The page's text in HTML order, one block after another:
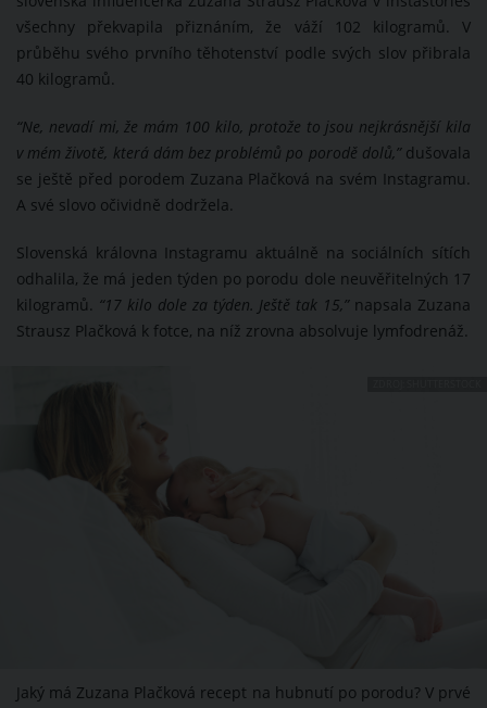
všechny překvapila přiznáním, že váží 102 kilogramů. V
průběhu svého prvního těhotenství podle svých slov přibrala
40 kilogramů.
“Ne, nevadí mi, že mám 100 kilo, protože to jsou nejkrásnější kila
v mém životě, která dám bez problémů po porodě dolů,”dušovala
se ještě před porodem Zuzana Plačková na svém Instagramu.
A své slovo očividně dodržela.
Slovenská královna Instagramu aktuálně na sociálních sítích
odhalila, že má jeden týden po porodu dole neuvěřitelných 17
kilogramů. “17 kilo dole za týden. Ještě tak 15,”napsala Zuzana
Strausz Plačková k fotce, na níž zrovna absolvuje lymfodrenáž.
Jaký má Zuzana Plačková recept na hubnutí po porodu? V prvé